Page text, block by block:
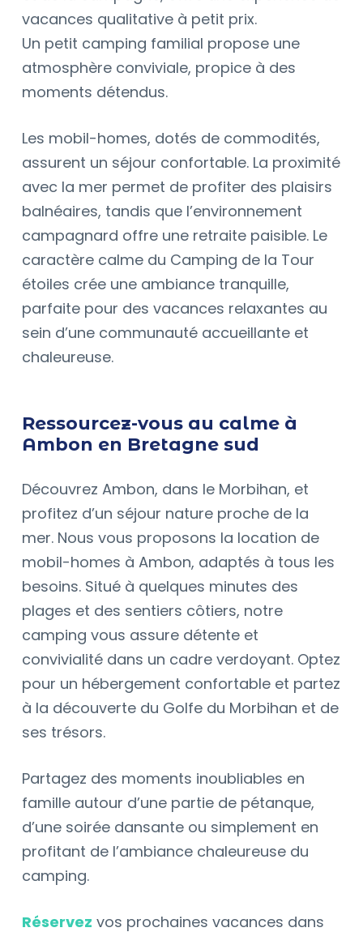
vacances qualitative à petit prix.
Un petit camping familial propose une
atmosphère conviviale, propice à des
moments détendus.
Les mobil-homes, dotés de commodités,
assurent un séjour confortable. La proximité
avec la mer permet de profiter des plaisirs
balnéaires, tandis que l’environnement
campagnard offre une retraite paisible. Le
caractère calme du Camping de la Tour
étoiles crée une ambiance tranquille,
parfaite pour des vacances relaxantes au
sein d’une communauté accueillante et
chaleureuse.
Ressourcez-vous au calme à
Ambon en Bretagne sud
Découvrez Ambon, dans le Morbihan, et
profitez d’un séjour nature proche de la
mer. Nous vous proposons la location de
mobil-homes à Ambon, adaptés à tous les
besoins. Situé à quelques minutes des
plages et des sentiers côtiers, notre
camping vous assure détente et
convivialité dans un cadre verdoyant. Optez
pour un hébergement confortable et partez
à la découverte du Golfe du Morbihan et de
ses trésors.
Partagez des moments inoubliables en
famille autour d’une partie de pétanque,
d’une soirée dansante ou simplement en
profitant de l’ambiance chaleureuse du
camping.
Réservez vos prochaines vacances dans